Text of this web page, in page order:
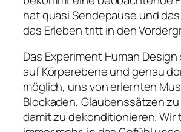
hat quasi Sendepause und
das Erleben tritt in den
Das Experiment Human
auf Körperebene und genau
möglich, uns von erlernten
Blockaden, Glaubenssätzen
damit zu dekonditionieren. Wir